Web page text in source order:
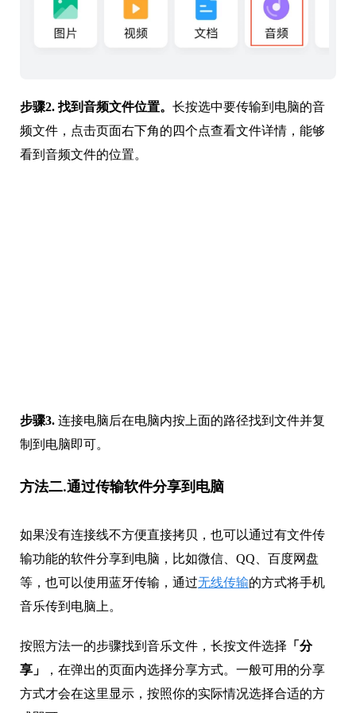
步骤2. 找到音频文件位置。 长按选中要传输到电脑的音
频文件，点击页面右下角的四个点查看文件详情，能够
看到音频文件的位置。
步骤3. 连接电脑后在电脑内按上面的路径找到文件并复
制到电脑即可。
方法二.通过传输软件分享到电脑
如果没有连接线不方便直接拷贝，也可以通过有文件传
输功能的软件分享到电脑，比如微信、QQ、百度网盘
等，也可以使用蓝牙传输，通过无线传输的方式将手机
音乐传到电脑上。
按照方法一的步骤找到音乐文件，长按文件选择 「分
享」
，在弹出的页面内选择分享方式。一般可用的分享
方式才会在这里显示，按照你的实际情况选择合适的方